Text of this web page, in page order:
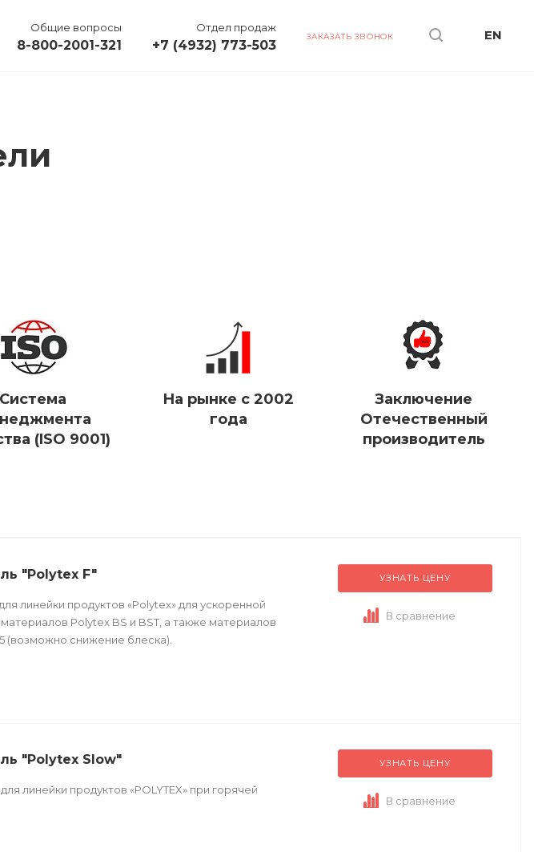
EN
Общие вопросы
8-800-2001-321
Отдел продаж
+7 (4932) 773-503
ЗАКАЗАТЬ ЗВОНОК
Система
(ISO 9001)
На рынке с 2002
года
Заключение
Отечественный
производитель
"Polytex F"
линейки продуктов «Polytex» для ускоренной
Polytex BS и BST, а также материалов
(возможно снижение блеска).
УЗНАТЬ ЦЕНУ
В сравнение
"Polytex Slow"
линейки продуктов «POLYTEX» при горячей
УЗНАТЬ ЦЕНУ
В сравнение